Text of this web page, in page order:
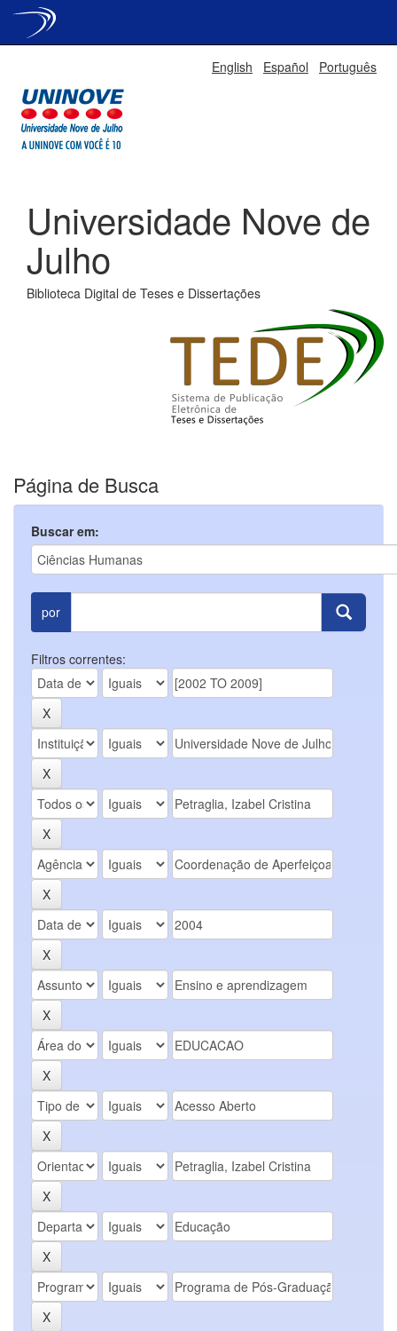
English Español Português
Universidade Nove de
Julho
Biblioteca Digital de Teses e Dissertações
Página de Busca
Buscar em:
por
Filtros correntes: